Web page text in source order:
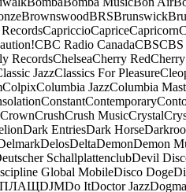
BrownswoodBRSBrunswick
CapriccioCapriceCapricorn
CBC Radio CanadaCBSCBS
RecordsChelseaCherry Red
JazzClassics For Pleasure
ColpixColumbia JazzColumbia
ConstantContemporary
CrownCrushCrush MusicCrystal
Dark EntriesDark Horse
DelosDeltaDemonDemon
SchallplattenclubDevil
Global MobileDisco Doge
ПЛАЩDJMDo ItDoctor Jazz